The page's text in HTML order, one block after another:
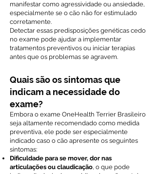
manifestar como agressividade ou ansiedade,
especialmente se o cão não for estimulado
corretamente.
Detectar essas predisposições genéticas cedo
no exame pode ajudar a implementar
tratamentos preventivos ou iniciar terapias
antes que os problemas se agravem.
Quais são os sintomas que
indicam a necessidade do
exame?
Embora o exame OneHealth Terrier Brasileiro
seja altamente recomendado como medida
preventiva, ele pode ser especialmente
indicado caso o cão apresente os seguintes
sintomas:
Dificuldade para se mover, dor nas
articulações ou claudicação, o que pode